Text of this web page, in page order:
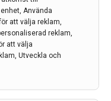
Använda
att välja reklam,
reklam,
att välja
Utveckla och
11 apr 2022